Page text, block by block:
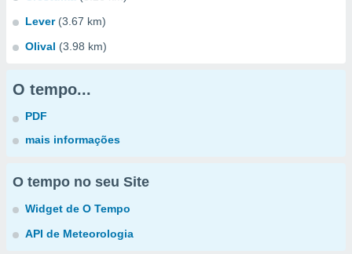
Lever (3.67 km)
Olival (3.98 km)
O tempo...
PDF
mais informações
O tempo no seu Site
Widget de O Tempo
API de Meteorologia